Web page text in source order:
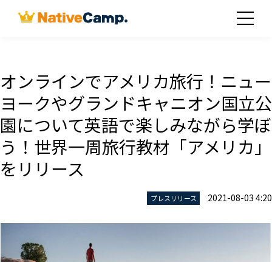
オンラインでアメリカ旅行！ニュー
ヨークやグランドキャニオン国立公
園について英語で楽しみながら学ぼ
う！世界一周旅行教材「アメリカ」
をリリース
プレスリリース 2021-08-03 4:20